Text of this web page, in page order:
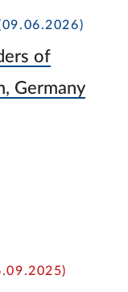
of
Germany